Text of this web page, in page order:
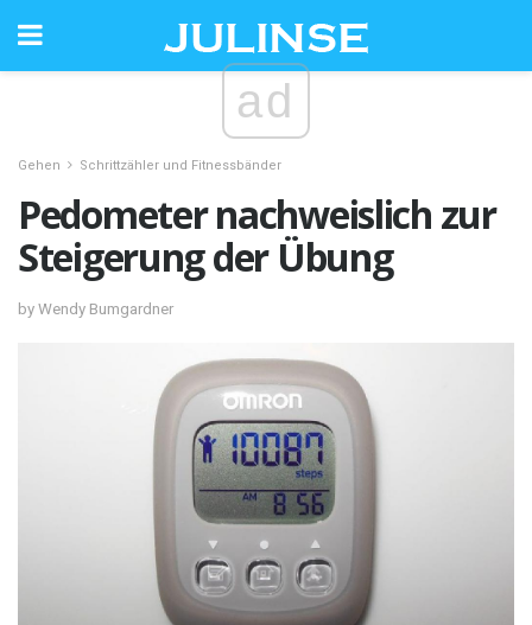
ad
Gehen Schrittzähler und Fitnessbänder
Pedometer nachweislich zur
Steigerung der Übung
by Wendy Bumgardner